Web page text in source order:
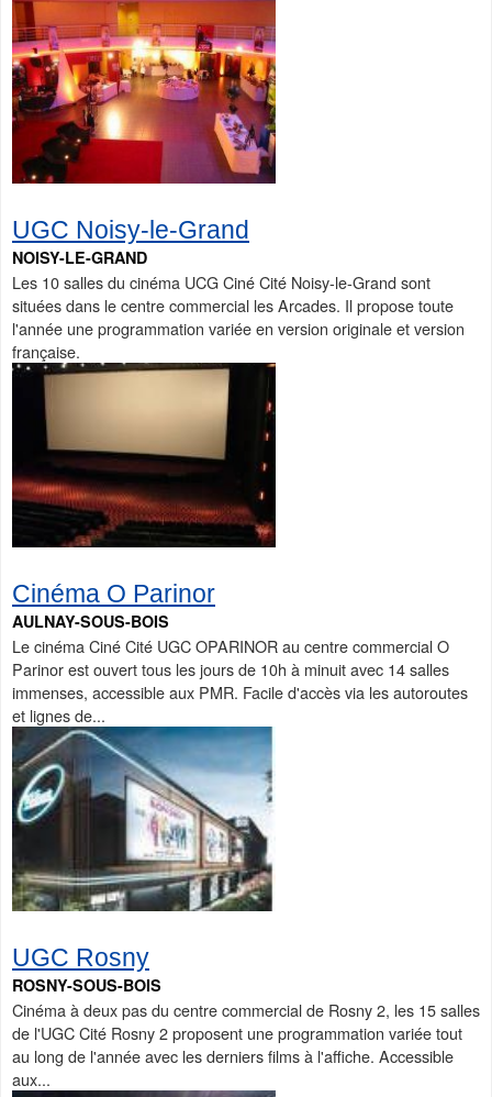
UGC Noisy-le-Grand
NOISY-LE-GRAND
Les 10 salles du cinéma UCG Ciné Cité Noisy-le-Grand sont
situées dans le centre commercial les Arcades. Il propose toute
l'année une programmation variée en version originale et version
française.
Cinéma O Parinor
AULNAY-SOUS-BOIS
Le cinéma Ciné Cité UGC OPARINOR au centre commercial O
Parinor est ouvert tous les jours de 10h à minuit avec 14 salles
immenses, accessible aux PMR. Facile d'accès via les autoroutes
et lignes de...
UGC Rosny
ROSNY-SOUS-BOIS
Cinéma à deux pas du centre commercial de Rosny 2, les 15 salles
de l'UGC Cité Rosny 2 proposent une programmation variée tout
au long de l'année avec les derniers films à l'affiche. Accessible
aux...